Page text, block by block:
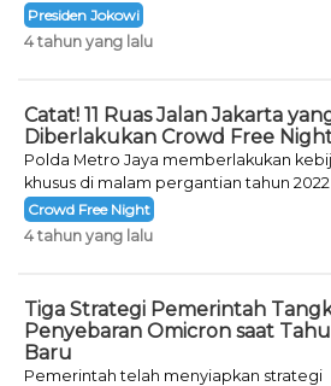
khusus untuk mengisi malam pergantian
tahun.
Presiden Jokowi
4 tahun yang lalu
Catat! 11 Ruas Jalan Jakarta
Diberlakukan Crowd Free
Polda Metro Jaya memberlakukan
khusus di malam pergantian tahun 2022
Crowd Free Night selama dua hari.
Crowd Free Night
4 tahun yang lalu
Tiga Strategi Pemerintah
Penyebaran Omicron saat
Baru
Pemerintah telah menyiapkan strategi